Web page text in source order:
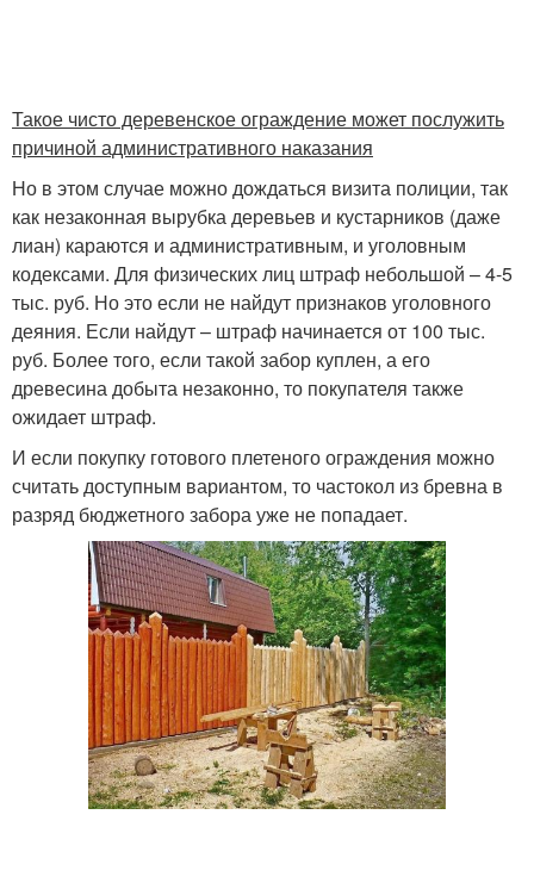
Такое чисто деревенское ограждение может послужить
причиной административного наказания
Но в этом случае можно дождаться визита полиции, так
как незаконная вырубка деревьев и кустарников (даже
лиан) караются и административным, и уголовным
кодексами. Для физических лиц штраф небольшой – 4-5
тыс. руб. Но это если не найдут признаков уголовного
деяния. Если найдут – штраф начинается от 100 тыс.
руб. Более того, если такой забор куплен, а его
древесина добыта незаконно, то покупателя также
ожидает штраф.
И если покупку готового плетеного ограждения можно
считать доступным вариантом, то частокол из бревна в
разряд бюджетного забора уже не попадает.